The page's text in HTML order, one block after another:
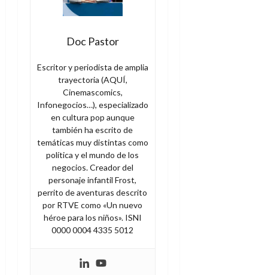
Doc Pastor
Escritor y periodista de amplia
trayectoria (AQUÍ,
Cinemascomics,
Infonegocios…), especializado
en cultura pop aunque
también ha escrito de
temáticas muy distintas como
política y el mundo de los
negocios. Creador del
personaje infantil Frost,
perrito de aventuras descrito
por RTVE como «Un nuevo
héroe para los niños». ISNI
0000 0004 4335 5012